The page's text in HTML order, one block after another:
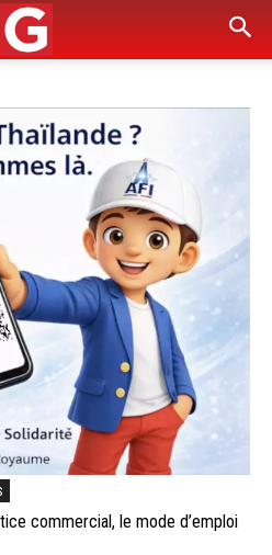
commercial, le mode d’emploi